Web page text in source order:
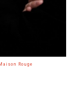
Rouge